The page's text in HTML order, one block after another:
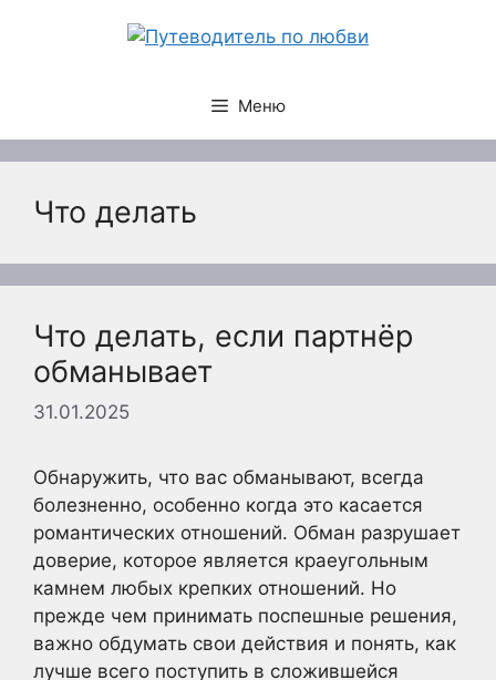
Меню
Что делать
Что делать, если партнёр
обманывает
31.01.2025
Обнаружить, что вас обманывают, всегда
болезненно, особенно когда это касается
романтических отношений. Обман разрушает
доверие, которое является краеугольным
камнем любых крепких отношений. Но
прежде чем принимать поспешные решения,
важно обдумать свои действия и понять, как
лучше всего поступить в сложившейся